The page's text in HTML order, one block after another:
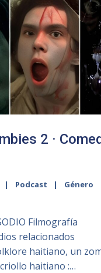
2 ·
Podcast
Género
Filmografía
relacionados
haitiano, un
haitiano :…